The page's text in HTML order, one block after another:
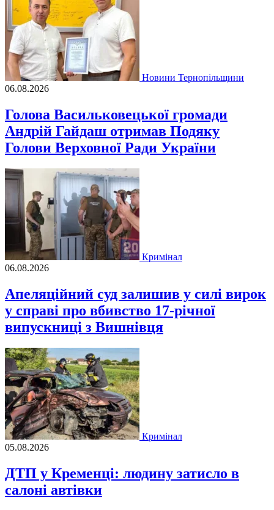
Новини Тернопільщини
06.08.2026
Голова Васильковецької громади
Андрій Гайдаш отримав Подяку
Голови Верховної Ради України
Кримінал
06.08.2026
Апеляційний суд залишив у силі вирок
у справі про вбивство 17-річної
випускниці з Вишнівця
Кримінал
05.08.2026
ДТП у Кременці: людину затисло в
салоні автівки